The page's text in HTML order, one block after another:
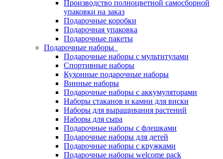
Производство полноцветной самосборной
упаковки на заказ
Подарочные коробки
Подарочная упаковка
Подарочные пакеты
Подарочные наборы
Подарочные наборы с мультитулами
Спортивные наборы
Кухонные подарочные наборы
Винные наборы
Подарочные наборы с аккумуляторами
Наборы стаканов и камни для виски
Наборы для выращивания растений
Наборы для сыра
Подарочные наборы с флешками
Подарочные наборы для детей
Подарочные наборы с кружками
Подарочные наборы welcome pack